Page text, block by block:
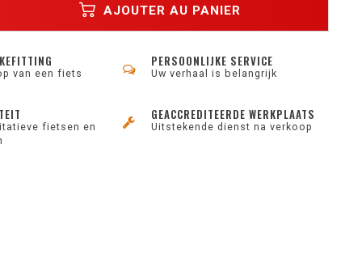
AJOUTER AU PANIER
van een fiets
PERSOONLIJKE SERVICE
Uw verhaal is belangrijk
fietsen en
GEACCREDITEERDE WERKPLAATS
Uitstekende dienst na verkoop